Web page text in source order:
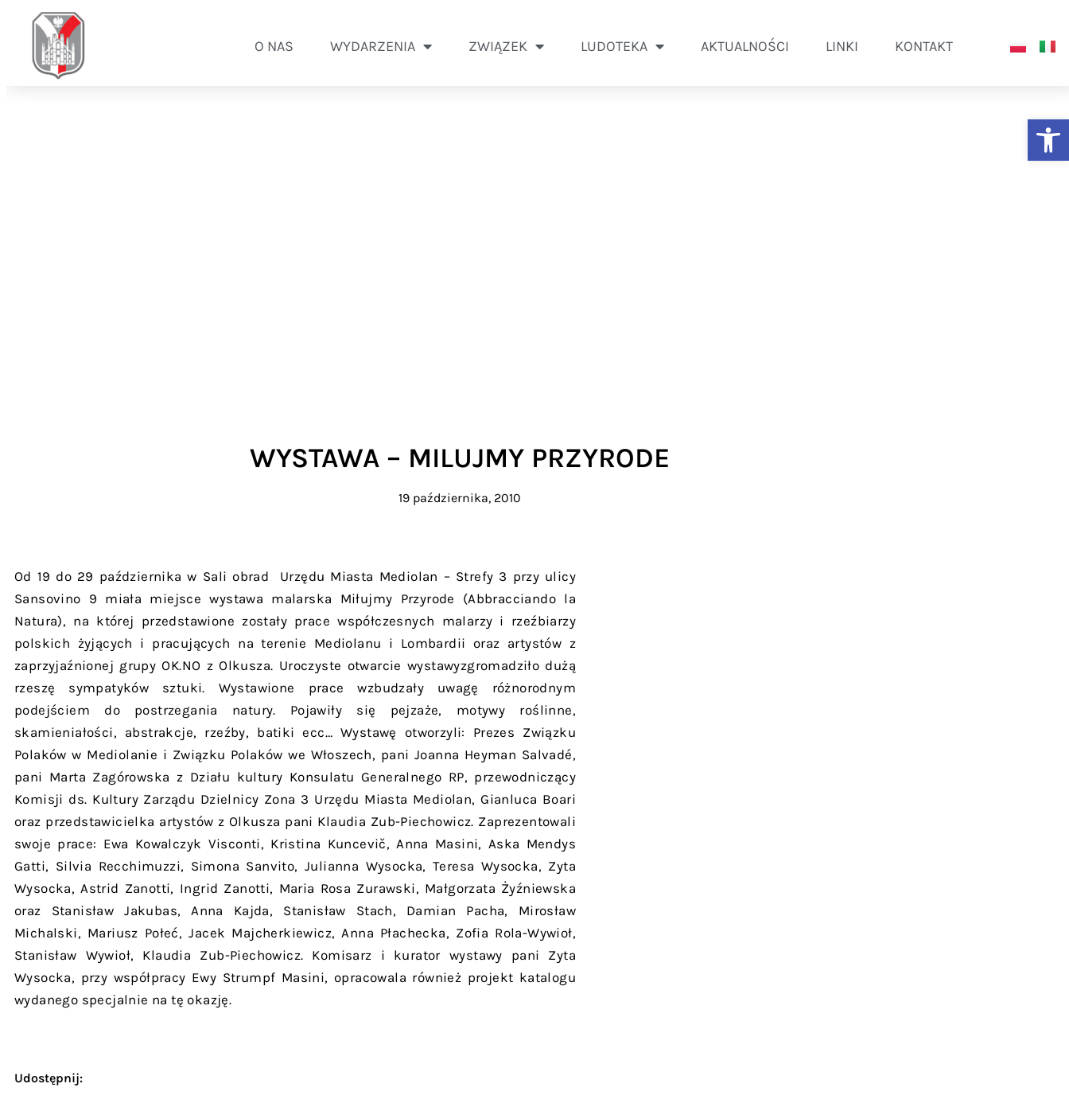
O NAS WYDARZENIA ZWIĄZEK LUDOTEKA AKTUALNOŚCI LINKI KONTAKT
WYSTAWA – MILUJMY PRZYRODE
19 października, 2010
Od 19 do 29 października w Sali obrad Urzędu Miasta Mediolan – Strefy 3 przy ulicy
Sansovino 9 miała miejsce wystawa malarska Miłujmy Przyrode (Abbracciando la
Natura), na której przedstawione zostały prace współczesnych malarzy i rzeźbiarzy
polskich żyjących i pracujących na terenie Mediolanu i Lombardii oraz artystów z
zaprzyjaźnionej grupy OK.NO z Olkusza. Uroczyste otwarcie wystawyzgromadziło dużą
rzeszę sympatyków sztuki. Wystawione prace wzbudzały uwagę różnorodnym
podejściem do postrzegania natury. Pojawiły się pejzaże, motywy roślinne,
skamieniałości, abstrakcje, rzeźby, batiki ecc… Wystawę otworzyli: Prezes Związku
Polaków w Mediolanie i Związku Polaków we Włoszech, pani Joanna Heyman Salvadé,
pani Marta Zagórowska z Działu kultury Konsulatu Generalnego RP, przewodniczący
Komisji ds. Kultury Zarządu Dzielnicy Zona 3 Urzędu Miasta Mediolan, Gianluca Boari
oraz przedstawicielka artystów z Olkusza pani Klaudia Zub-Piechowicz. Zaprezentowali
swoje prace: Ewa Kowalczyk Visconti, Kristina Kuncevič, Anna Masini, Aska Mendys
Gatti, Silvia Recchimuzzi, Simona Sanvito, Julianna Wysocka, Teresa Wysocka, Zyta
Wysocka, Astrid Zanotti, Ingrid Zanotti, Maria Rosa Zurawski, Małgorzata Żyźniewska
oraz Stanisław Jakubas, Anna Kajda, Stanisław Stach, Damian Pacha, Mirosław
Michalski, Mariusz Połeć, Jacek Majcherkiewicz, Anna Płachecka, Zofia Rola-Wywioł,
Stanisław Wywioł, Klaudia Zub-Piechowicz. Komisarz i kurator wystawy pani Zyta
Wysocka, przy współpracy Ewy Strumpf Masini, opracowala również projekt katalogu
wydanego specjalnie na tę okazję.
Udostępnij: